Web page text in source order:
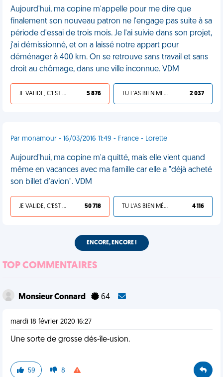
Aujourd'hui, ma copine m'appelle pour me dire que
finalement son nouveau patron ne l'engage pas suite à sa
période d'essai de trois mois. Je l'ai suivie dans son projet,
j'ai démissionné, et on a laissé notre appart pour
déménager à 400 km. On se retrouve sans travail et sans
droit au chômage, dans une ville inconnue. VDM
JE VALIDE, C'EST UNE VDM 5 876 TU L'AS BIEN MÉRITÉ 2 037
Par monamour - 16/03/2016 11:49 - France - Lorette
Aujourd'hui, ma copine m'a quitté, mais elle vient quand
même en vacances avec ma famille car elle a "déjà acheté
son billet d'avion". VDM
JE VALIDE, C'EST UNE VDM 50 718 TU L'AS BIEN MÉRITÉ 4 116
ENCORE, ENCORE !
TOP COMMENTAIRES
Monsieur Connard 64
mardi 18 février 2020 16:27
Une sorte de grosse dés-île-usion.
59 8